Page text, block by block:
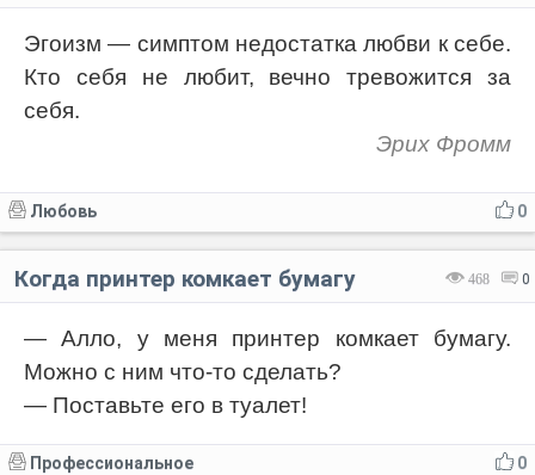
Эгоизм — симптом недостатка любви к себе.
Кто себя не любит, вечно тревожится за
себя.
Эрих Фромм
0
Любовь
468 0
Когда принтер комкает бумагу
— Алло, у меня принтер комкает бумагу.
Можно с ним что-то сделать?
— Поставьте его в туалет!
0
Профессиональное